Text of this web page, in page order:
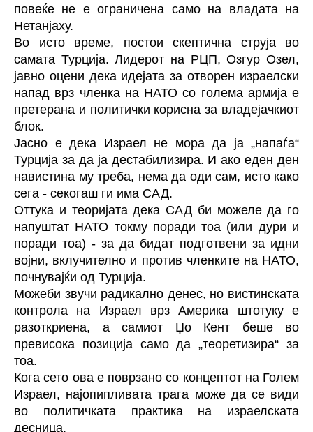
повеќе не е ограничена само на владата на
Нетанјаху.
Во исто време, постои скептична струја во
самата Турција. Лидерот на РЦП, Озгур Озел,
јавно оцени дека идејата за отворен израелски
напад врз членка на НАТО со голема армија е
претерана и политички корисна за владејачкиот
блок.
Јасно е дека Израел не мора да ја „напаѓа“
Турција за да ја дестабилизира. И ако еден ден
навистина му треба, нема да оди сам, исто како
сега - секогаш ги има САД.
Оттука и теоријата дека САД би можеле да го
напуштат НАТО токму поради тоа (или дури и
поради тоа) - за да бидат подготвени за идни
војни, вклучително и против членките на НАТО,
почнувајќи од Турција.
Можеби звучи радикално денес, но вистинската
контрола на Израел врз Америка штотуку е
разоткриена, а самиот Џо Кент беше во
превисока позиција само да „теоретизира“ за
тоа.
Кога сето ова е поврзано со концептот на Голем
Израел, најопипливата трага може да се види
во политичката практика на израелската
десница.